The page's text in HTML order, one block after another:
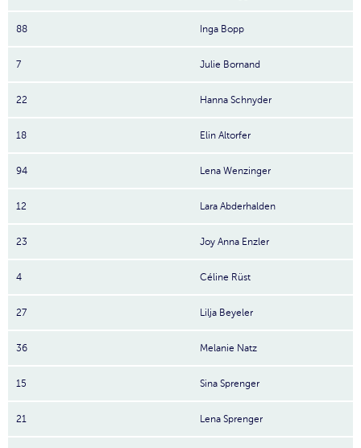
88 Inga Bopp
7 Julie Bornand
22 Hanna Schnyder
18 Elin Altorfer
94 Lena Wenzinger
12 Lara Abderhalden
23 Joy Anna Enzler
4 Céline Rüst
27 Lilja Beyeler
36 Melanie Natz
15 Sina Sprenger
21 Lena Sprenger